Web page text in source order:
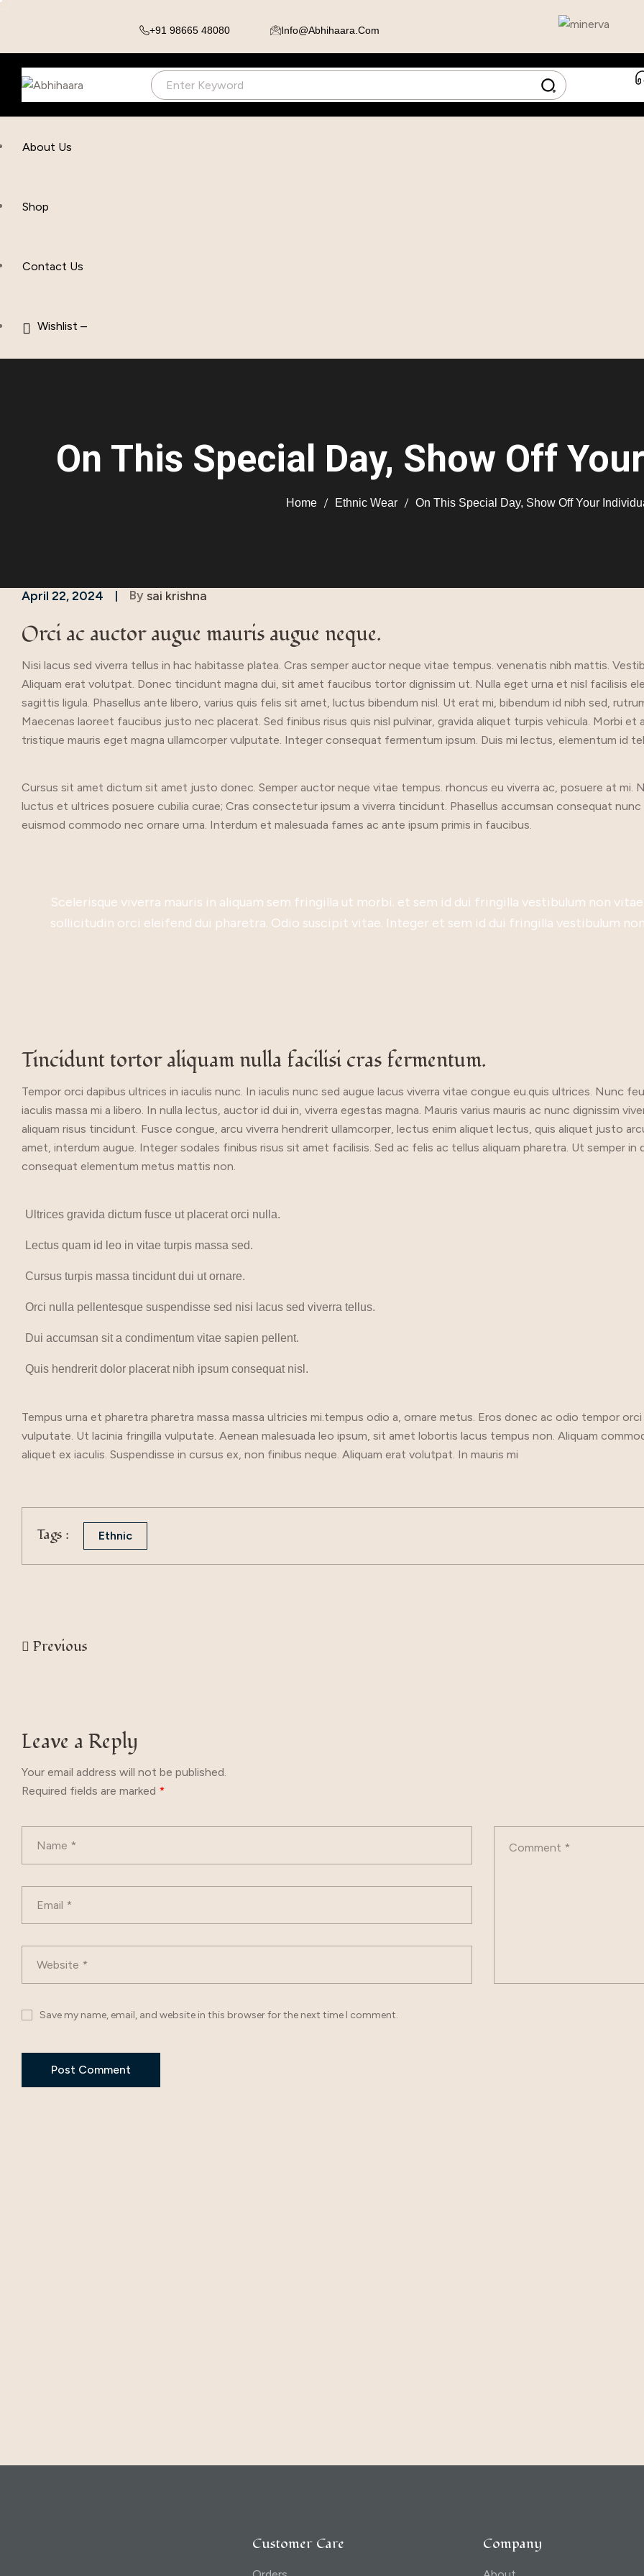
+91 98665 48080 Info@abhihaara.com
About Us
Shop
Contact Us
Wishlist –
On This Special Day, Show Off
Home Ethnic Wear On This Special Day, Show Off Your
April 22, 2024 By sai krishna
Orci ac auctor augue mauris augue neque.
Nisi lacus sed viverra tellus in hac habitasse platea. Cras semper auctor neque vitae tempus. venenatis nibh mattis.
Aliquam erat volutpat. Donec tincidunt magna dui, sit amet faucibus tortor dignissim ut. Nulla eget urna et nisl facilisis
sagittis ligula. Phasellus ante libero, varius quis felis sit amet, luctus bibendum nisl. Ut erat mi, bibendum id nibh sed,
Maecenas laoreet faucibus justo nec placerat. Sed finibus risus quis nisl pulvinar, gravida aliquet turpis vehicula. Morbi
tristique mauris eget magna ullamcorper vulputate. Integer consequat fermentum ipsum. Duis mi lectus, elementum id
Cursus sit amet dictum sit amet justo donec. Semper auctor neque vitae tempus. rhoncus eu viverra ac, posuere at mi.
luctus et ultrices posuere cubilia curae; Cras consectetur ipsum a viverra tincidunt. Phasellus accumsan consequat
euismod commodo nec ornare urna. Interdum et malesuada fames ac ante ipsum primis in faucibus.
Cras quis neque leo. Phasellus sit amet finibus massa. Nam sagittis felis dui, sed scelerisque sem
auctor odio sem, at euismod nunc faucibus sed. Aenean vitae tempor arcu. Donec imperdiet laoreet
Scelerisque viverra mauris in aliquam sem fringilla ut morbi. et sem id dui fringilla vestibulum non
sollicitudin orci eleifend dui pharetra. Odio suscipit vitae. Integer et sem id dui fringilla vestibulum
Donec volutpat sit amet ipsum sed ornare. Vivamus auctor vulputate ante, sed sagittis felis porttitor
vitae, suscipit eu orci. Phasellus malesuada a nunc quis ultrices. Mauris sit amet feugiat lacus.
Quisque ut metus lectus. Cras sed orci at dui scelerisque volutpat a vel ex. Cras non justo rhoncus,
magna vitae erat elementum, vitae rhoncus massa tristique. Ut consequat ante non neque molestie.
Nullam maximus orci ante, sed commodo felis rhoncus at. Suspendisse tempus erat finibus, pulvinar
sodales nec dignissim non, ullamcorper et velit. Fusce non tempor quam. Phasellus ut iaculis quam.
ed sit amet eleifend felis. Maecenas velit sapien, tincidunt in sapien sed, venenatis accumsan ex.
malesuada. Phasellus aliquam, ligula id vulputate sodales, orci ex luctus enim, non semper lacus felis
Cras quis neque leo. Phasellus sit amet finibus massa. Nam sagittis felis dui, sed scelerisque sem
auctor odio sem, at euismod nunc faucibus sed. Aenean vitae tempor arcu. Donec imperdiet laoreet
Scelerisque viverra mauris in aliquam sem fringilla ut morbi. et sem id dui fringilla vestibulum non
sollicitudin orci eleifend dui pharetra. Odio suscipit vitae. Integer et sem id dui fringilla vestibulum
Tincidunt tortor aliquam nulla facilisi cras fermentum.
Tempor orci dapibus ultrices in iaculis nunc. In iaculis nunc sed augue lacus viverra vitae congue eu.quis ultrices. Nunc
iaculis massa mi a libero. In nulla lectus, auctor id dui in, viverra egestas magna. Mauris varius mauris ac nunc dignissim
aliquam risus tincidunt. Fusce congue, arcu viverra hendrerit ullamcorper, lectus enim aliquet lectus, quis aliquet justo
amet, interdum augue. Integer sodales finibus risus sit amet facilisis. Sed ac felis ac tellus aliquam pharetra. Ut semper
consequat elementum metus mattis non.
Ultrices gravida dictum fusce ut placerat orci nulla.
Lectus quam id leo in vitae turpis massa sed.
Cursus turpis massa tincidunt dui ut ornare.
Orci nulla pellentesque suspendisse sed nisi lacus sed viverra tellus.
Dui accumsan sit a condimentum vitae sapien pellent.
Quis hendrerit dolor placerat nibh ipsum consequat nisl.
Tempus urna et pharetra pharetra massa massa ultricies mi.tempus odio a, ornare metus. Eros donec ac odio tempor
vulputate. Ut lacinia fringilla vulputate. Aenean malesuada leo ipsum, sit amet lobortis lacus tempus non. Aliquam
aliquet ex iaculis. Suspendisse in cursus ex, non finibus neque. Aliquam erat volutpat. In mauris mi
Tags : Ethnic
Previous
Leave a Reply
Your email address will not be published.
Required fields are marked *
Save my name, email, and website in this browser for the next time I comment.
Customer Care Company